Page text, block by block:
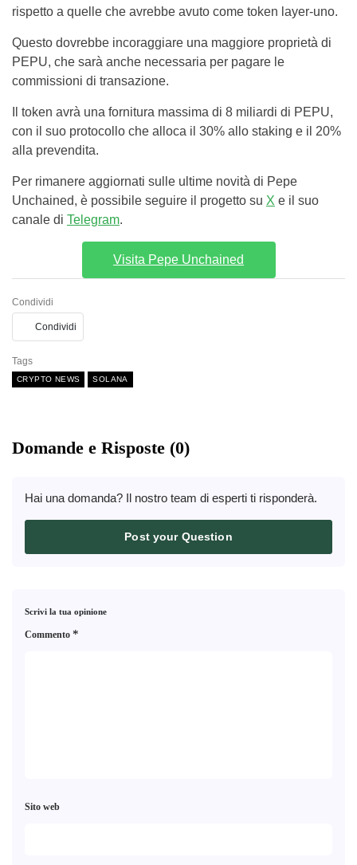
rispetto a quelle che avrebbe avuto come token layer-uno.
Questo dovrebbe incoraggiare una maggiore proprietà di
PEPU, che sarà anche necessaria per pagare le
commissioni di transazione.
Il token avrà una fornitura massima di 8 miliardi di PEPU,
con il suo protocollo che alloca il 30% allo staking e il 20%
alla prevendita.
Per rimanere aggiornati sulle ultime novità di Pepe
Unchained, è possibile seguire il progetto su X e il suo
canale di Telegram.
Visita Pepe Unchained
Condividi
Condividi
Tags
CRYPTO NEWS SOLANA
Domande e Risposte (0)
Hai una domanda? Il nostro team di esperti ti risponderà.
Post your Question
Scrivi la tua opinione
Commento *
Sito web